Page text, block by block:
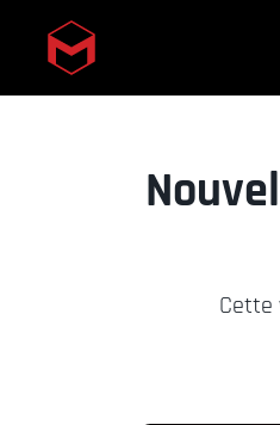
Skip to main content
Cette